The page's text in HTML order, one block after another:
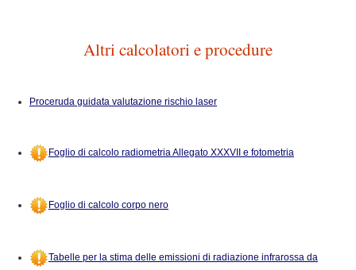
Altri calcolatori e procedure
Proceruda guidata valutazione rischio laser
Foglio di calcolo radiometria Allegato XXXVII e fotometria
Foglio di calcolo corpo nero
Tabelle per la stima delle emissioni di radiazione infrarossa da